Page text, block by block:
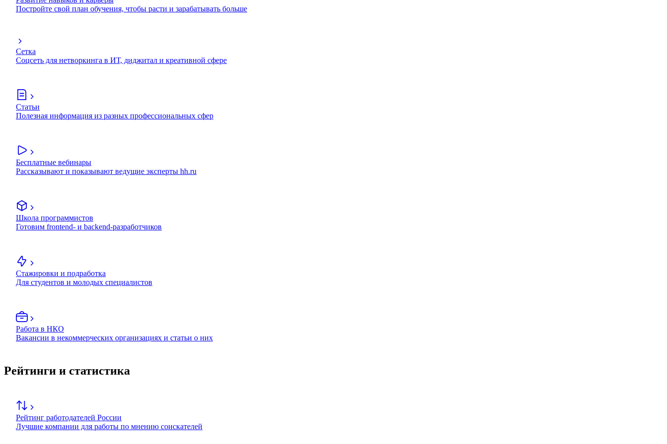
Постройте свой план обучения, чтобы расти и зарабатывать больше
Сетка
Соцсеть для нетворкинга в ИТ, диджитал и креативной сфере
Статьи
Полезная информация из разных профессиональных сфер
Бесплатные вебинары
Рассказывают и показывают ведущие эксперты hh.ru
Школа программистов
Готовим frontend- и backend-разработчиков
Стажировки и подработка
Для студентов и молодых специалистов
Работа в НКО
Вакансии в некоммерческих организациях и статьи о них
Рейтинги и статистика
Рейтинг работодателей России
Лучшие компании для работы по мнению соискателей